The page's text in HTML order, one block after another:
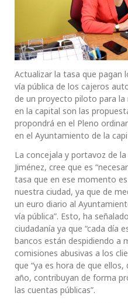
Actualizar la tasa que pagan
vía pública de los cajeros
de un proyecto piloto para la
en la capital son las
propondrá en el Pleno
en el Ayuntamiento de la
La concejala y portavoz de
Jiménez, cree que es
tasa que en ese momento
nuestra ciudad, ya que de
un euro diario al
vía pública”. Esto, ha
ciudadanía ya que “cada día
bancos están despidiendo a
comisiones abusivas a los
que “ya es hora de que
año, contribuyan de forma
las cuentas públicas”.